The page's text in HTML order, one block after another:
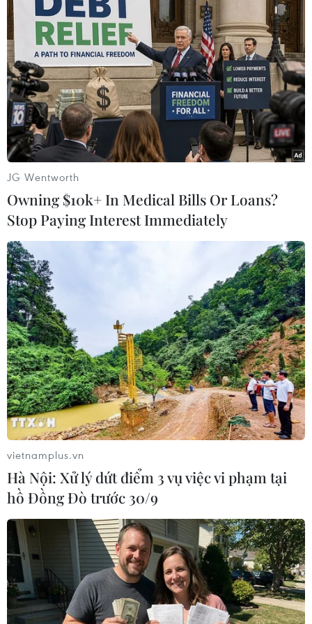
29/07/2019 10:50
Trưa 29/7, sét đã đánh chết một ngư dân khi người này
đang trên đường trở về nhà sau buổi khai thác hải sản
trên vùng biển Quan Lạn ở khu vực Đầu Gót (huyện Vân
Đồn, tỉnh Quảng Ninh).
Nghệ An: Sét đánh chết đàn bò 11 con nuôi
thả tự do
06/08/2019 12:16
Người dân trong xã Tri Lễ, huyện Quế Phong (Nghệ An)
phát hiện đàn bò được nuôi thả tự do của gia đình bị
thiếu hụt và đi tìm thì phát hiện 11 con bò đã bị sét đánh
JG Wentworth
Owning $10k+ In Medical Bills Or Loans?
Stop Paying Interest Immediately
vietnamplus.vn
Hà Nội: Xử lý dứt điểm 3 vụ việc vi phạm tại
hồ Đồng Đò trước 30/9